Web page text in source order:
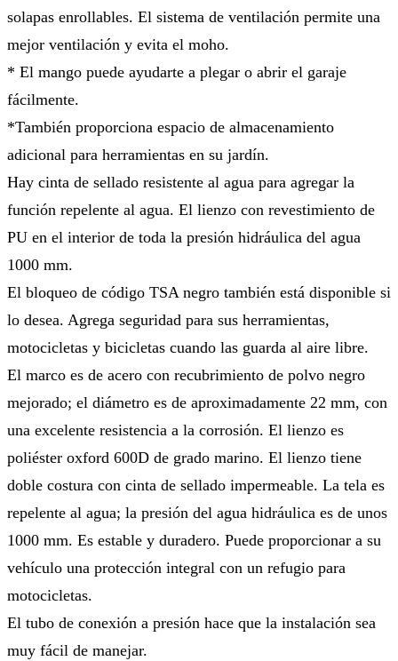
solapas enrollables. El sistema de ventilación permite una
mejor ventilación y evita el moho.
* El mango puede ayudarte a plegar o abrir el garaje
fácilmente.
*También proporciona espacio de almacenamiento
adicional para herramientas en su jardín.
Hay cinta de sellado resistente al agua para agregar la
función repelente al agua. El lienzo con revestimiento de
PU en el interior de toda la presión hidráulica del agua
1000 mm.
El bloqueo de código TSA negro también está disponible si
lo desea. Agrega seguridad para sus herramientas,
motocicletas y bicicletas cuando las guarda al aire libre.
El marco es de acero con recubrimiento de polvo negro
mejorado; el diámetro es de aproximadamente 22 mm, con
una excelente resistencia a la corrosión. El lienzo es
poliéster oxford 600D de grado marino. El lienzo tiene
doble costura con cinta de sellado impermeable. La tela es
repelente al agua; la presión del agua hidráulica es de unos
1000 mm. Es estable y duradero. Puede proporcionar a su
vehículo una protección integral con un refugio para
motocicletas.
El tubo de conexión a presión hace que la instalación sea
muy fácil de manejar.